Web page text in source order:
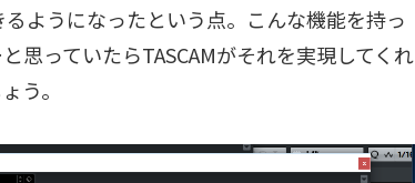
ようになったという点。こんな機能を持っ
っていたらTASCAMがそれを実現してくれ
う。